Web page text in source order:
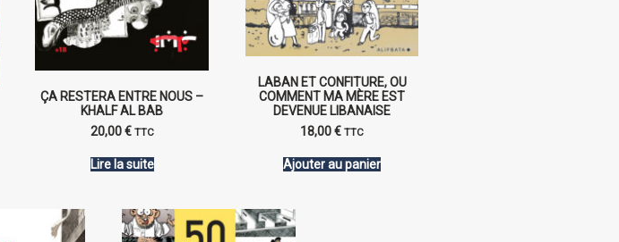
ÇA RESTERA ENTRE NOUS –
KHALF AL BAB
20,00€ TTC
Lire la suite
LABAN ET CONFITURE, OU
COMMENT MA MÈRE EST
DEVENUE LIBANAISE
18,00€ TTC
Ajouter au panier